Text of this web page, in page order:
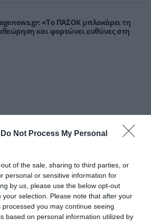
Do Not Process My Personal
of the sale, sharing to third parties, or
personal or sensitive information for
by us, please use the below opt-out
your selection. Please note that after your
you may continue seeing
based on personal information utilized by
«Το ΠΑΣΟΚ μπλοκάρει τη
και φορτώνει ευθύνες στη